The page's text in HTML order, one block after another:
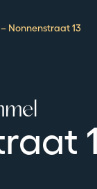
Nonnenstraat 13